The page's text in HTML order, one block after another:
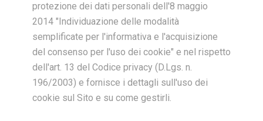
protezione dei dati personali dell'8 maggio
2014 "Individuazione delle modalità
semplificate per l'informativa e l'acquisizione
del consenso per l'uso dei cookie" e nel rispetto
dell'art. 13 del Codice privacy (D.Lgs. n.
196/2003) e fornisce i dettagli sull'uso dei
cookie sul Sito e su come gestirli.